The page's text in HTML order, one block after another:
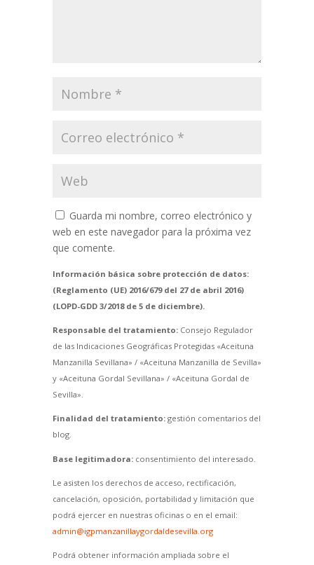
Guarda mi nombre, correo electrónico y
web en este navegador para la próxima vez
que comente.
Información básica sobre protección de datos:
(Reglamento (UE) 2016/679 del 27 de abril 2016)
(LOPD-GDD 3/2018 de 5 de diciembre).
Responsable del tratamiento:Consejo Regulador
de las Indicaciones Geográficas Protegidas «Aceituna
Manzanilla Sevillana» / «Aceituna Manzanilla de Sevilla»
y «Aceituna Gordal Sevillana» / «Aceituna Gordal de
Sevilla».
Finalidad del tratamiento:gestión comentarios del
blog.
Base legitimadora:consentimiento del interesado.
Le asisten los derechos de acceso, rectificación,
cancelación, oposición, portabilidad y limitación que
podrá ejercer en nuestras oficinas o en el email:
admin@igpmanzanillaygordaldesevilla.org
Podrá obtener información ampliada sobre el